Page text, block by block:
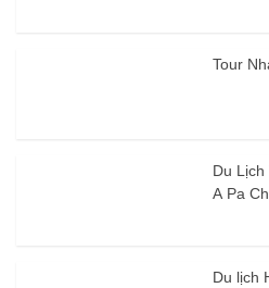
Tour
Du
A Pa
Du lịch